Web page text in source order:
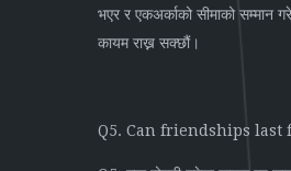
भएर र एकअर्काको सीमाको सम्मान
कायम राख्न सक्छौं।
Q5. Can friendships last